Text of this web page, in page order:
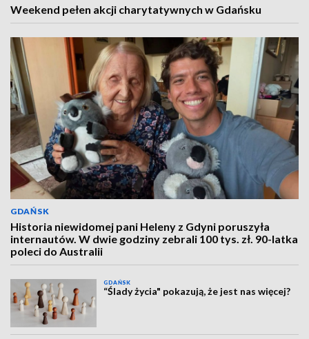
Weekend pełen akcji charytatywnych w Gdańsku
GDAŃSK
Historia niewidomej pani Heleny z Gdyni poruszyła
internautów. W dwie godziny zebrali 100 tys. zł. 90-latka
poleci do Australii
GDAŃSK
“Ślady życia" pokazują, że jest nas więcej?